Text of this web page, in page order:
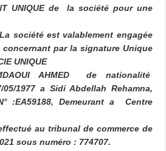
UNIQUE de la société pour une
La société est valablement engagée
par la signature Unique
UNIQUE
AHMED de nationalité
1977 a Sidi Abdellah Rehamna,
:EA59188, Demeurant a Centre
au tribunal de commerce de
sous numéro : 774707.